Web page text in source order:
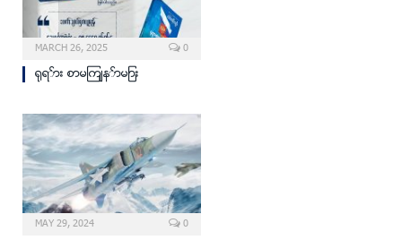
MARCH 26, 2025 0
ရုရှား စာမျက်နှာများ
MAY 29, 2024 0